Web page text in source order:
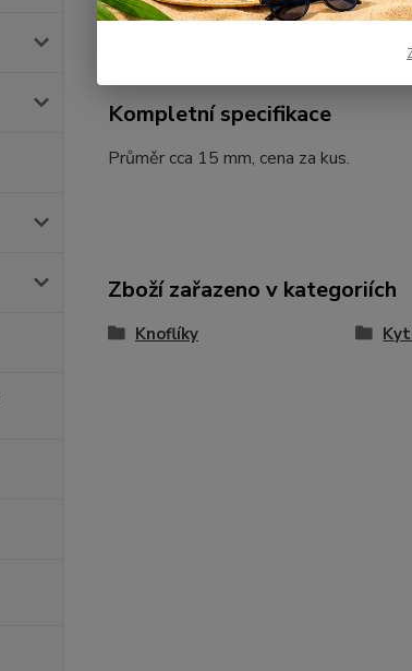
Kompletní specifikace
Průměr cca 15 mm, cena za kus.
Zboží zařazeno v kategoriích
Knoflíky